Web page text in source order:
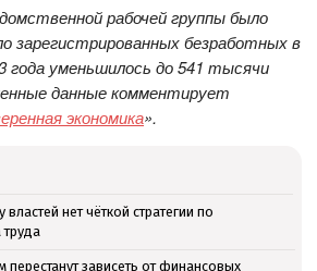
рабочей группы было
зарегистрированных безработных в
года уменьшилось до 541 тысячи
данные комментирует
экономика».
властей нет чёткой стратегии по
зависеть от финансовых